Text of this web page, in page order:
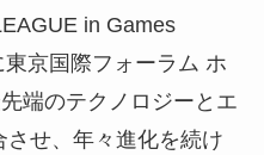
in Games
京国際フォーラム ホ
端のテクノロジーとエ
せ、年々進化を続け